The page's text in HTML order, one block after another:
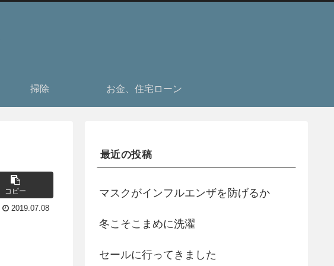
掃除 お金、住宅ローン
コピー
2019.07.08
最近の投稿
マスクがインフルエンザを防げるか
冬こそこまめに洗濯
セールに行ってきました